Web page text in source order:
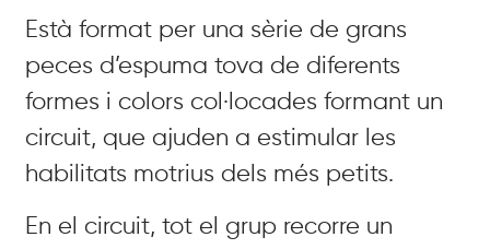
Està format per una sèrie de grans
peces d’espuma tova de diferents
formes i colors col·locades formant un
circuit, que ajuden a estimular les
habilitats motrius dels més petits.
En el circuit, tot el grup recorre un